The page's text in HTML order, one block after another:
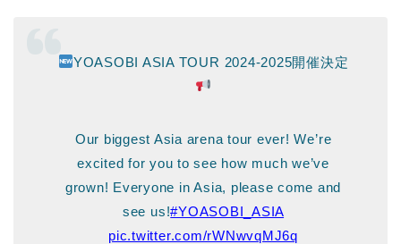
YOASOBI ASIA TOUR 2024-2025開催決定
Our biggest Asia arena tour ever! We’re
excited for you to see how much we’ve
grown! Everyone in Asia, please come and
see us!#YOASOBI_ASIA
pic.twitter.com/rWNwvqMJ6q